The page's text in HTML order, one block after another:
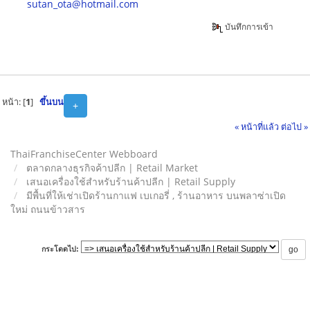
sutan_ota@hotmail.com
บันทึกการเข้า
+
หน้า: [1] ขึ้นบน
« หน้าที่แล้ว ต่อไป »
ThaiFranchiseCenter Webboard
ตลาดกลางธุรกิจค้าปลีก | Retail Market
เสนอเครื่องใช้สำหรับร้านค้าปลีก | Retail Supply
มีพื้นที่ให้เช่าเปิดร้านกาแฟ เบเกอรี่ , ร้านอาหาร บนพลาซ่าเปิด
ใหม่ ถนนข้าวสาร
กระโดดไป: